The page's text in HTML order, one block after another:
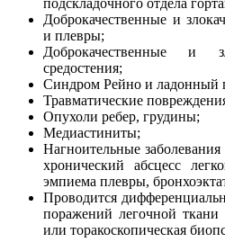
Доброкачественные и
и плевры;
Доброкачественные и
средостения;
Синдром Рейно и ладонный
Травматические
Опухоли ребер, грудины;
Медиастиниты;
Нагноительные
хронический абсцесс
эмпиема плевры,
Проводится
поражений легочной ткани
или торакоскопическая